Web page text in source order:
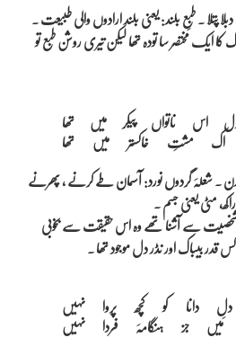
پتلا ۔ طبعِ بلند: یعنی بلند ارادوں والی طبیعت ۔
ایک مختصر سا تودہ تھا لیکن تیری روشن طبع تو
اس ناتواں پیکر میں تھا
بدن ۔ شعلہَ گردوں نورد: آسمان طے کرنے ، پھرنے
مٹی یعنی جسم ۔
سے آشنا تھے وہ اس حقیقت سے بخوبی
قدر بیباک اور نڈر دل موجود تھا ۔
کو کچھ پروا نہیں